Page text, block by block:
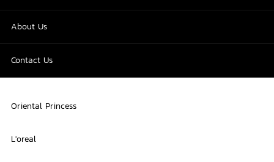
About Us
Contact Us
Oriental Princess
L'oreal